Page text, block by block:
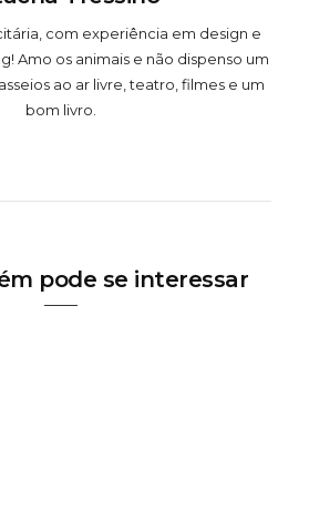
com experiência em design e
Amo os animais e não dispenso um
ao ar livre, teatro, filmes e um
bom livro.
pode se interessar